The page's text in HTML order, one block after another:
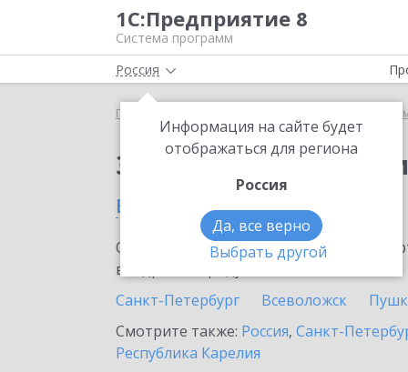
1С:Предприятие 8
Система программ
Россия
Информация на сайте будет
отображаться для региона
Россия
Да, все верно
Выбрать другой
Главная Информационная
Заказать
в Гатчине
Ознакомьтесь с информационными
внедрение продукта.
Санкт-Петербург
Всеволожск
Смотрите также: Россия, Санкт-
Республика Карелия